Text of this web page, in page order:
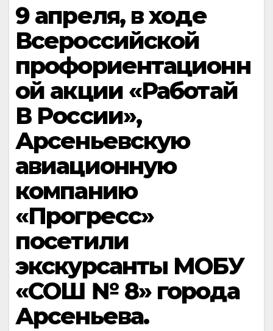
9 апреля, в ходе
Всероссийской
профориентационн
ой акции «Работай
В России»,
Арсеньевскую
авиационную
компанию
«Прогресс»
посетили
экскурсанты МОБУ
«СОШ № 8» города
Арсеньева.